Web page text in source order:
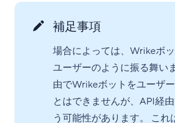
補足事項
場合によっては、Wrikeボ
ユーザーのように振る舞い
由でWrikeボットをユーザ
とはできませんが、API経
う可能性があります。 こ